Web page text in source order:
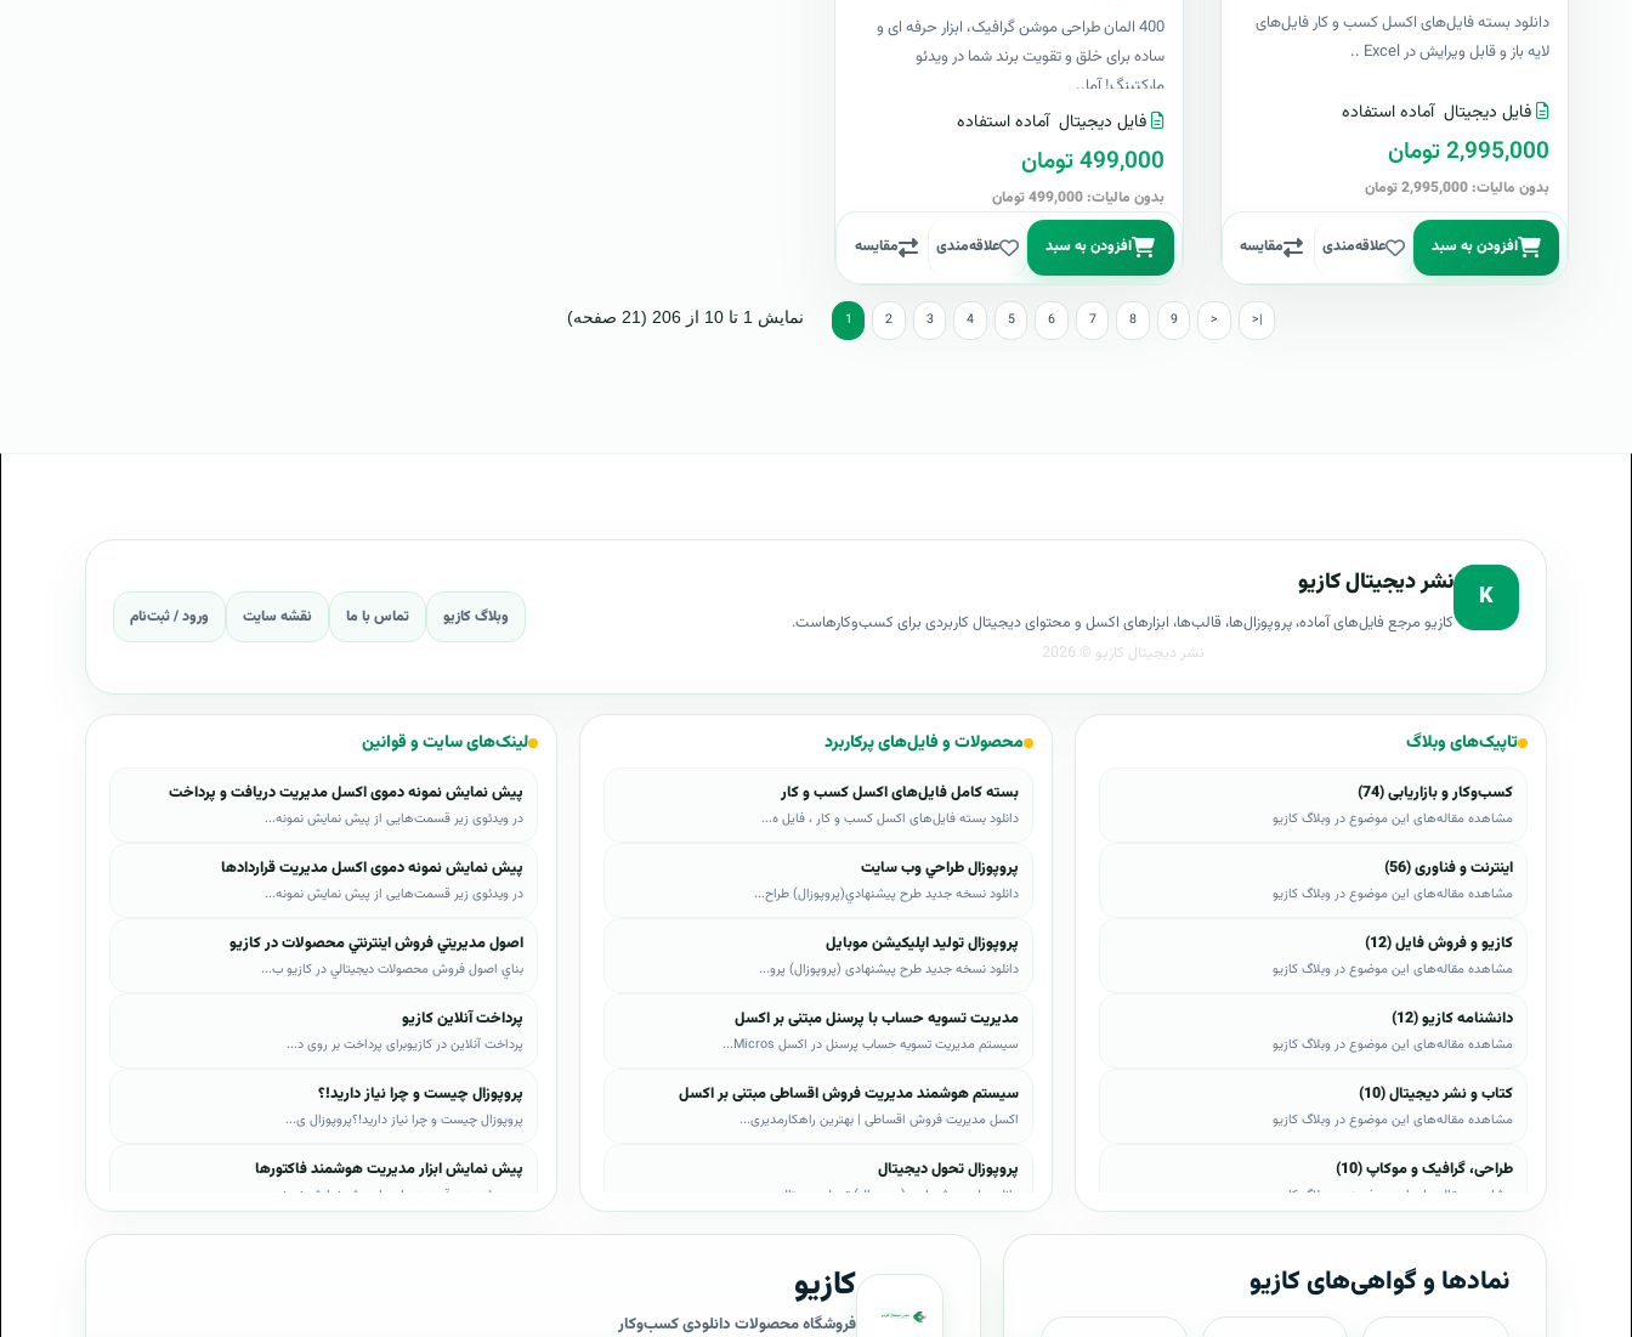
دانلود بسته فایل‌های اکسل کسب و کار فایل‌های
لایه باز و قابل ویرایش در Excel ..
فایل دیجیتال آماده استفاده
2,995,000 تومان
بدون مالیات: 2,995,000 تومان
افزودن به سبد علاقه‌مندی مقایسه
400 المان طراحی موشن گرافیک، ابزار حرفه ای و
ساده برای خلق و تقویت برند شما در ویدئو
مارکتینگ! آما..
فایل دیجیتال آماده استفاده
499,000 تومان
بدون مالیات: 499,000 تومان
افزودن به سبد علاقه‌مندی مقایسه
1 2 3 4 5 6 7 8 9 > >| نمایش 1 تا 10 از 206 (21 صفحه)
K نشر دیجیتال کازیو
کازیو مرجع فایل‌های آماده، پروپوزال‌ها، قالب‌ها، ابزارهای اکسل و محتوای دیجیتال کاربردی برای کسب‌وکارهاست. وبلاگ کازیو تماس با ما نقشه سایت ورود / ثبت‌نام
تاپیک‌های وبلاگ
کسب‌وکار و بازاریابی (74)
مشاهده مقاله‌های این موضوع در وبلاگ کازیو
اینترنت و فناوری (56)
مشاهده مقاله‌های این موضوع در وبلاگ کازیو
کازیو و فروش فایل (12)
مشاهده مقاله‌های این موضوع در وبلاگ کازیو
دانشنامه کازیو (12)
مشاهده مقاله‌های این موضوع در وبلاگ کازیو
کتاب و نشر دیجیتال (10)
مشاهده مقاله‌های این موضوع در وبلاگ کازیو
طراحی، گرافیک و موکاپ (10)
مشاهده مقاله‌های این موضوع در وبلاگ کازیو
مشاهده مقاله‌های این موضوع در وبلاگ کازیو
موبایل و اندروید (6)
محصولات و فایل‌های پرکاربرد
بسته کامل فایل‌های اکسل کسب و کار
دانلود بسته فایل‌های اکسل کسب و کار ، فایل ه...
پروپوزال طراحي وب سايت
دانلود نسخه جدید طرح پيشنهادي(پروپوزال) طراح...
پروپوزال تولید اپلیکیشن موبایل
دانلود نسخه جدید طرح پیشنهادی (پروپوزال) پرو...
مدیریت تسویه حساب با پرسنل مبتنی بر اکسل
سیستم مدیریت تسویه حساب پرسنل در اکسل Micros...
سیستم هوشمند مدیریت فروش اقساطی مبتنی بر اکسل
اکسل مدیریت فروش اقساطی | بهترین راهکارمدیری...
پروپوزال تحول دیجیتال
دانلود طرح پیشنهادی (پروپوزال) تحول دیجیتال،...
پروپوزال AI
دانلود طرح پيشنهادي(پروپوزال) هوش مصنوعی (AI...
پروپوزال بیزاجی
لینک‌های سایت و قوانین
پیش نمایش نمونه دموی اکسل مدیریت دریافت و پرداخت
در ویدئوی زیر قسمت‌هایی از پیش نمایش نمونه...
پیش نمایش نمونه دموی اکسل مدیریت قراردادها
در ویدئوی زیر قسمت‌هایی از پیش نمایش نمونه...
اصول مديريتي فروش اينترنتي محصولات در کازيو
بناي اصول فروش محصولات ديجيتالي در کازيو ب...
پرداخت آنلاین کازیو
پرداخت آنلاین در کازیوبرای پرداخت بر روی د...
پروپوزال چیست و چرا نیاز دارید!؟
پروپوزال چیست و چرا نیاز دارید!؟پروپوزال ی...
پیش نمایش ابزار مدیریت هوشمند فاکتورها
در ویدئوی زیر قسمت‌هایی از پیش نمایش نمونه...
نمادها و گواهی‌های کازیو کازیو
فروشگاه محصولات دانلودی کسب‌وکار